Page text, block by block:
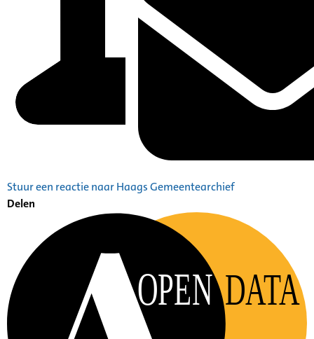
Stuur een reactie naar Haags Gemeentearchief
Delen
OPEN DATA